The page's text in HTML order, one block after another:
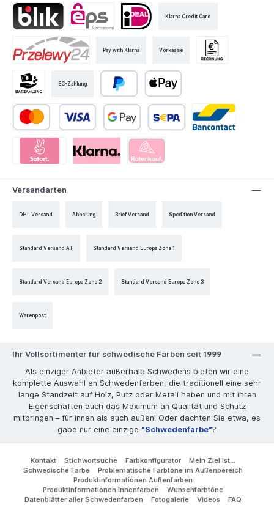
Klarna Credit Card
Pay with Klarna Vorkasse
EC-Zahlung
Versandarten
DHL Versand Abholung Brief Versand Spedition Versand
Standard Versand AT Standard Versand Europa Zone 1
Standard Versand Europa Zone 2 Standard Versand Europa Zone 3
Warenpost
Ihr Vollsortimenter für schwedische Farben seit 1999
Als einziger Anbieter außerhalb Schwedens bieten wir eine
komplette Auswahl an Schwedenfarben, die traditionell eine sehr
lange Standzeit auf Holz, Putz oder Metall haben und mit ihren
Eigenschaften auch das Maximum an Qualität und Schutz
mitbringen – für innen als auch außen! Oder dachten Sie etwa, es
gäbe nur eine einzige "Schwedenfarbe"?
Kontakt Stichwortsuche Farbkonfigurator
Mein Ziel ist...
Schwedische Farbe
Problematische Farbtöne im Außenbereich
Produktinformationen Außenfarben
Produktinformationen Innenfarben
Wunschfarbtöne
Datenblätter aller Schwedenfarben
Fotogalerie Videos FAQ